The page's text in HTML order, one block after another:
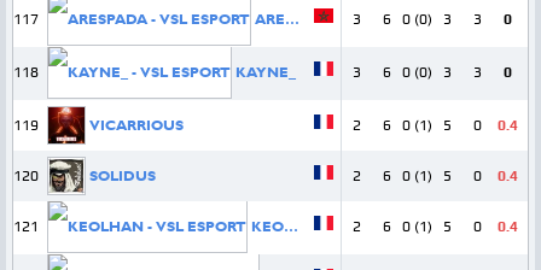
117 ARESPADA 3 6 0 (0) 3 3 0
118 KAYNE_ 3 6 0 (0) 3 3 0
119 VICARRIOUS 2 6 0 (1) 5 0 0.4
120 SOLIDUS 2 6 0 (1) 5 0 0.4
121 KEOLHAN 2 6 0 (1) 5 0 0.4